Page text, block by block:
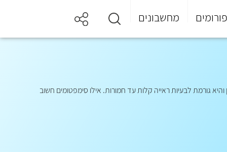
פורומים מחשבונים
אינה כזו - היא מתחילה לרוב בגילאי 10-25, הסיבה לה אינה ברורה לחלוטין והיא גורמת לבעיות ראייה קלות עד חמורות. אילו סימפטומים חשוב